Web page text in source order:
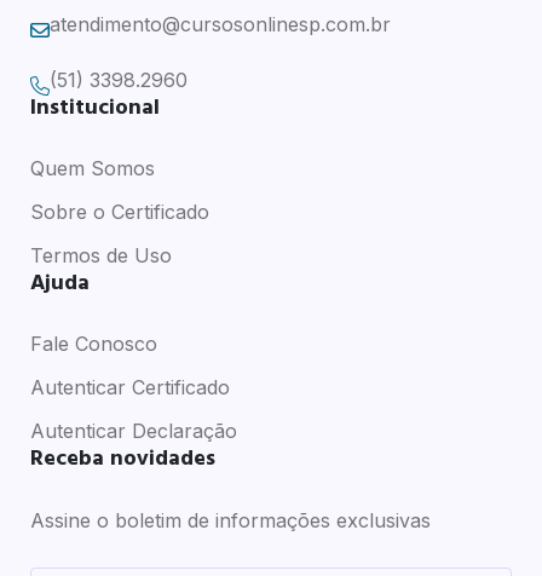
atendimento@cursosonlinesp.com.br
(51) 3398.2960
Institucional
Quem Somos
Sobre o Certificado
Termos de Uso
Ajuda
Fale Conosco
Autenticar Certificado
Autenticar Declaração
Receba novidades
Assine o boletim de informações exclusivas